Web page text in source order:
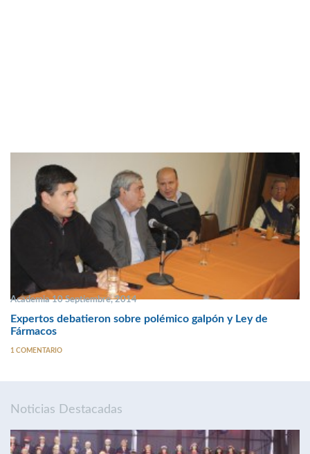
Academia 10 Septiembre, 2014
Expertos debatieron sobre polémico galpón y Ley de
Fármacos
1 COMENTARIO
Noticias Destacadas